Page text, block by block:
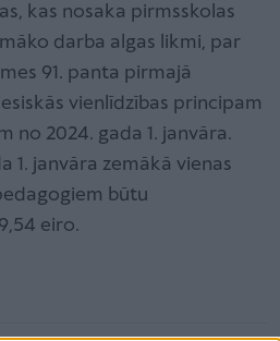
kas nosaka pirmsskolas
darba algas likmi, par
91. panta pirmajā
vienlīdzības principam
no 2024. gada 1. janvāra.
1. janvāra zemākā vienas
būtu
eiro.